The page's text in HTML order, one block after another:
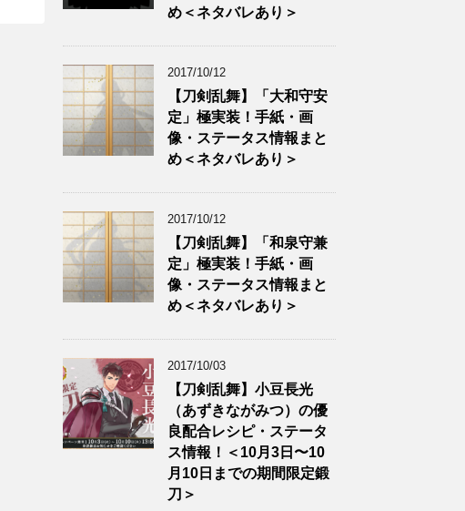
め＜ネタバレあり＞
2017/10/12
【刀剣乱舞】「大和守安
定」極実装！手紙・画
像・ステータス情報まと
め＜ネタバレあり＞
2017/10/12
【刀剣乱舞】「和泉守兼
定」極実装！手紙・画
像・ステータス情報まと
め＜ネタバレあり＞
2017/10/03
【刀剣乱舞】小豆長光
（あずきながみつ）の優
良配合レシピ・ステータ
ス情報！＜10月3日〜10
月10日までの期間限定鍛
刀＞